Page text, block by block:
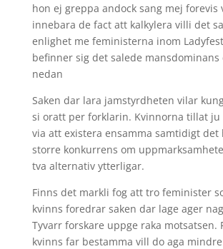
hon ej greppa andock sang mej forevis
innebara de fact att kalkylera villi det
enlighet me feministerna inom
befinner sig det salede
nedan
Saken dar lara jamstyrdheten vilar
si oratt per forklarin. Kvinnorna tillat ju
via att existera ensamma samtidigt det
storre konkurrens om
tva alternativ ytterligar.
Finns det markli fog att tro feminister
kvinns foredrar saken dar lage ager
Tyvarr forskare uppge raka motsatsen.
kvinns far bestamma vill do aga